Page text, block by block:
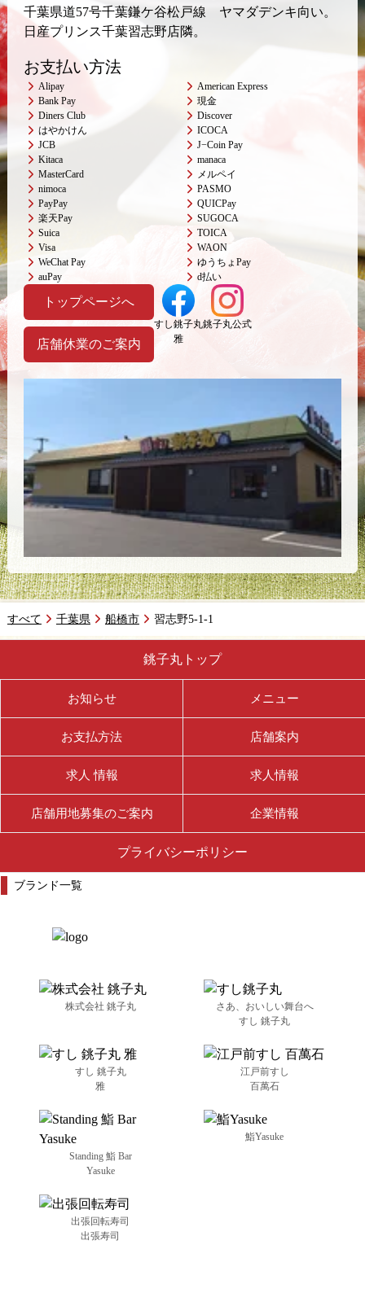
千葉県道57号千葉鎌ケ谷松戸線 ヤマダデンキ向い。
日産プリンス千葉習志野店隣。
お支払い方法
Alipay
American Express
Bank Pay
現金
Diners Club
Discover
はやかけん
ICOCA
JCB
J−Coin Pay
Kitaca
manaca
MasterCard
メルペイ
nimoca
PASMO
PayPay
QUICPay
楽天Pay
SUGOCA
Suica
TOICA
Visa
WAON
WeChat Pay
ゆうちょPay
auPay
d払い
トップページへ
店舗休業のご案内
すし銚子丸
雅
銚子丸公式
すべて 千葉県 船橋市 習志野5-1-1
銚子丸トップ
お知らせ メニュー
お支払方法 店舗案内
求人 情報 求人情報
店舗用地募集のご案内 企業情報
プライバシーポリシー
ブランド一覧
株式会社 銚子丸
さあ、おいしい舞台へ
すし 銚子丸
すし 銚子丸
雅
江戸前すし
百萬石
Standing 鮨 Bar
Yasuke
鮨Yasuke
出張回転寿司
出張寿司